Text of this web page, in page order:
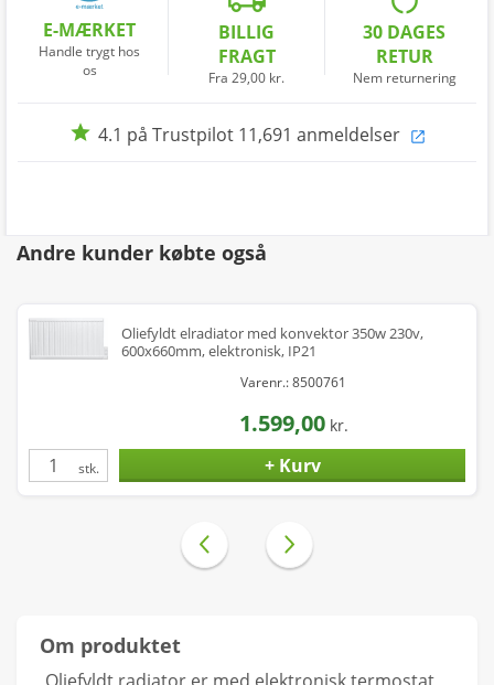
E-MÆRKET
Handle trygt hos
os
BILLIG
FRAGT
Fra 29,00 kr.
30 DAGES
RETUR
Nem returnering
star 4.1 på Trustpilot 11,691 anmeldelser open_in_new
Andre kunder købte også
Oliefyldt elradiator med konvektor 350w 230v,
600x660mm, elektronisk, IP21
Varenr.: 8500761
1.599,00 kr.
stk.
Om produktet
Oliefyldt radiator er med elektronisk termostat